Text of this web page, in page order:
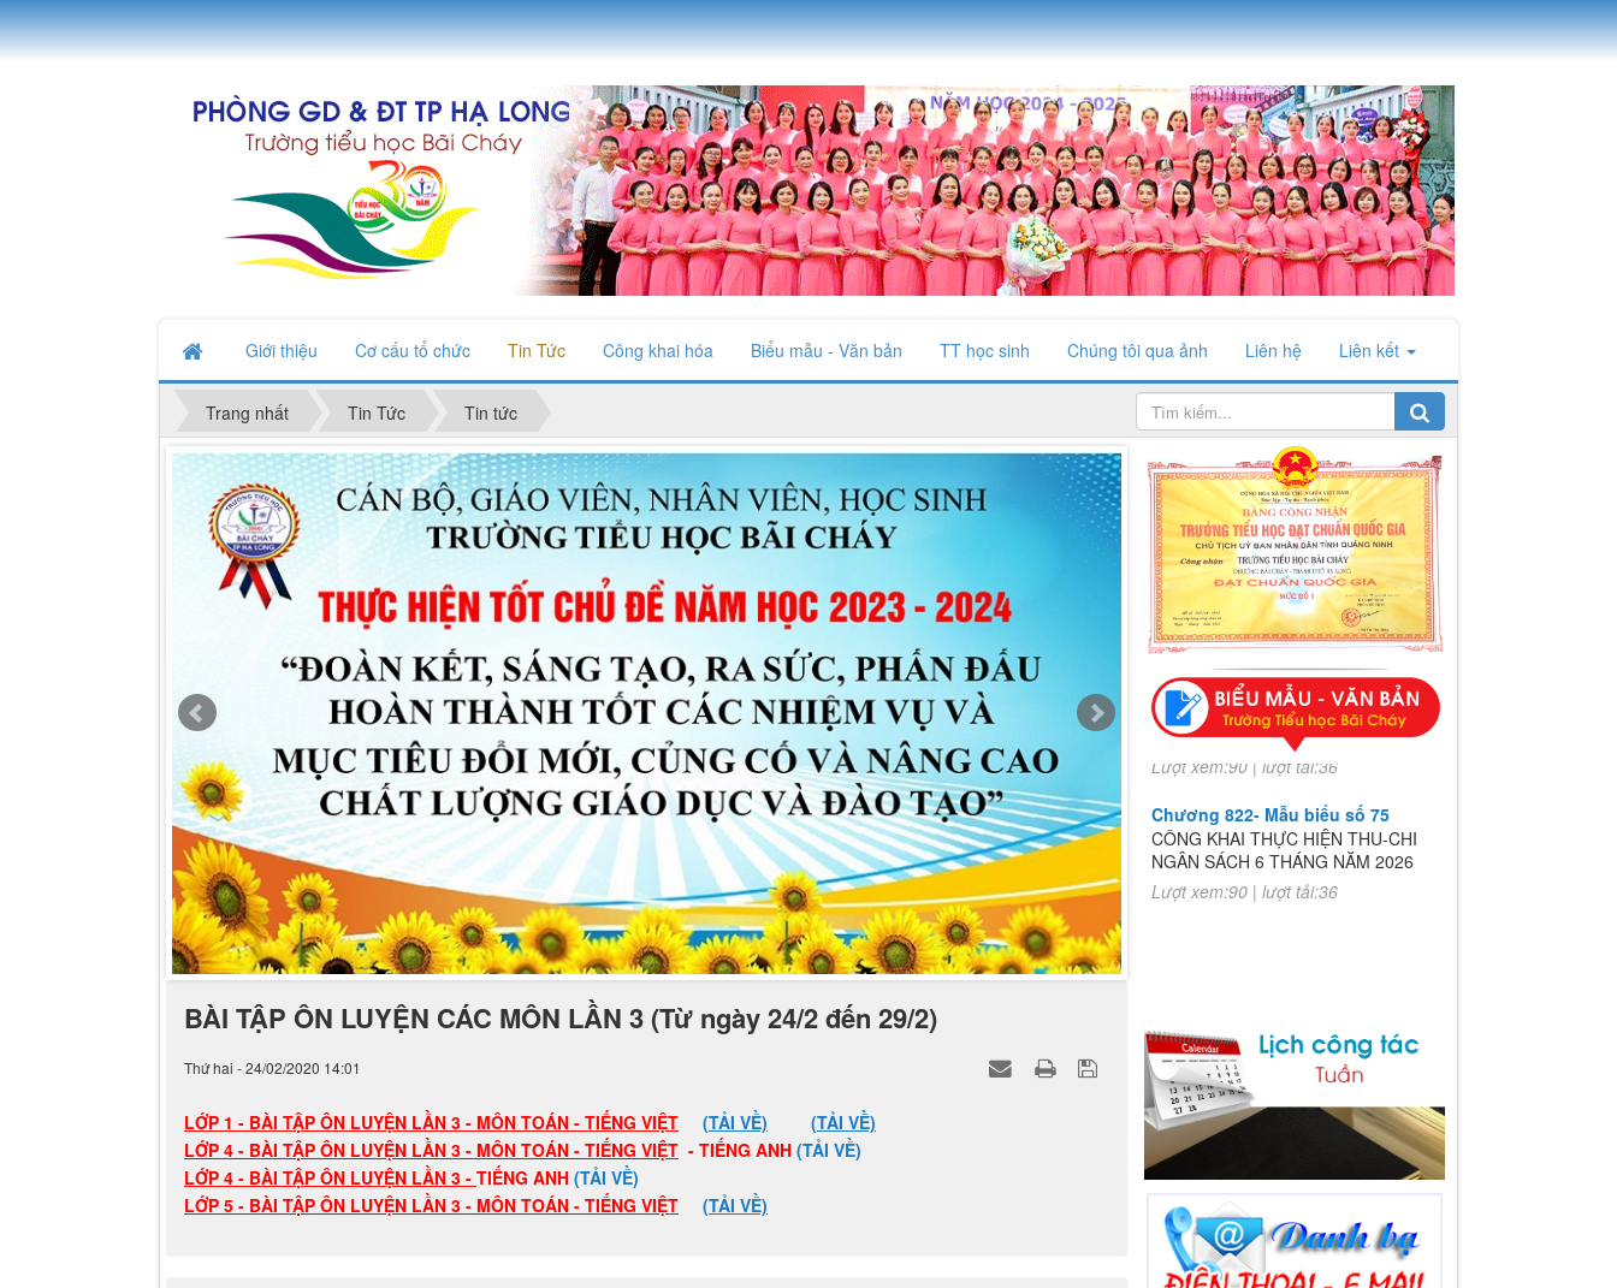
Giới thiệu Cơ cấu tổ chức Tin Tức Công khai hóa Biểu mẫu - Văn bản TT học sinh Chúng tôi qua ảnh Liên hệ Liên kết
Trang nhất Tin Tức Tin tức
BÀI TẬP ÔN LUYỆN CÁC MÔN LẦN 3 (Từ ngày 24/2 đến 29/2)
Thứ hai - 24/02/2020 14:01
LỚP 1 - BÀI TẬP ÔN LUYỆN LẦN 3 - MÔN TOÁN - TIẾNG VIỆT (TẢI VỀ)
(TẢI VỀ)
LỚP 4 - BÀI TẬP ÔN LUYỆN LẦN 3 - MÔN TOÁN - TIẾNG VIỆT - TIẾNG ANH (TẢI VỀ)
LỚP 4 - BÀI TẬP ÔN LUYỆN LẦN 3 - TIẾNG ANH (TẢI VỀ)
LỚP 5 - BÀI TẬP ÔN LUYỆN LẦN 3 - MÔN TOÁN - TIẾNG VIỆT
(TẢI VỀ)
Chương 822- Mẫu biểu số 75
CÔNG KHAI THỰC HIỆN THU-CHI
NGÂN SÁCH 6 THÁNG NĂM 2026
Lượt xem:90 | lượt tải:36
CÔNG KHAI THỰC HIỆN THU-CHI
NGÂN SÁCH 6 THÁNG NĂM 2026
Lượt xem:90 | lượt tải:36